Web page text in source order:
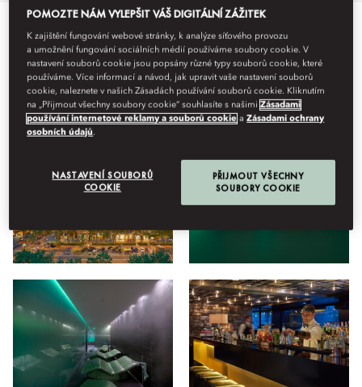
Vše Hotel Wellness Restaurace a bar
Náhled
POMOZTE NÁM VYLEPŠIT VÁŠ DIGITÁLNÍ ZÁŽITEK
K zajištění fungování webové stránky, k analýze síťového provozu
a umožnění fungování sociálních médií používáme soubory cookie. V
nastavení souborů cookie jsou popsány různé typy souborů cookie, které
používáme. Více informací a návod, jak upravit vaše nastavení souborů
cookie, naleznete v našich Zásadách používání souborů cookie. Kliknutím
na „Přijmout všechny soubory cookie“ souhlasíte s našimiZásadami
používání internetové reklamy a souborů cookie aZásadami ochrany
osobních údajů.
NASTAVENÍ SOUBORŮ
COOKIE
PŘIJMOUT VŠECHNY
SOUBORY COOKIE